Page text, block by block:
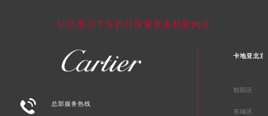
轻轻滑动下方栏目探索更多精彩内容
 总部服务热线
卡地亚北京
朝阳区
东城区